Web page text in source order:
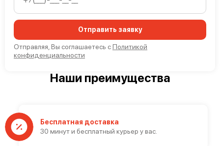
Отправить заявку
Отправляя, Вы соглашаетесь сПолитикой
конфиденциальности
Наши преимущества
Бесплатная доставка
30 минут и бесплатный курьер у вас.